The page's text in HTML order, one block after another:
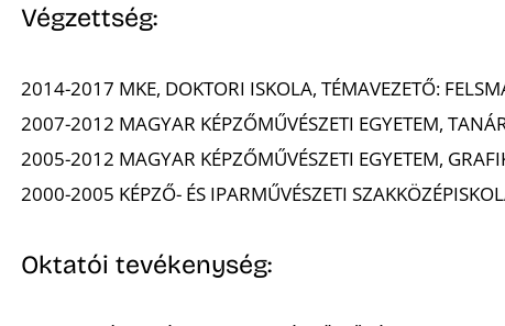
Végzettség:
2014-2017 MKE, DOKTORI ISKOLA,
2007-2012 MAGYAR KÉPZŐMŰVÉSZETI EGYETEM,
2005-2012 MAGYAR KÉPZŐMŰVÉSZETI EGYETEM,
2000-2005 KÉPZŐ- ÉS IPARMŰVÉSZETI
Oktatói tevékenység: